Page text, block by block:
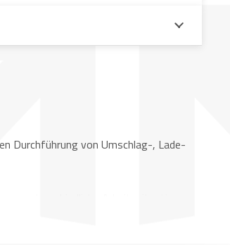
Durchführung von Umschlag-, Lade-